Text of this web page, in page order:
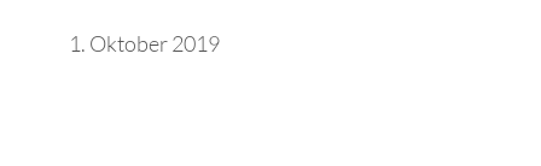
1. Oktober 2019